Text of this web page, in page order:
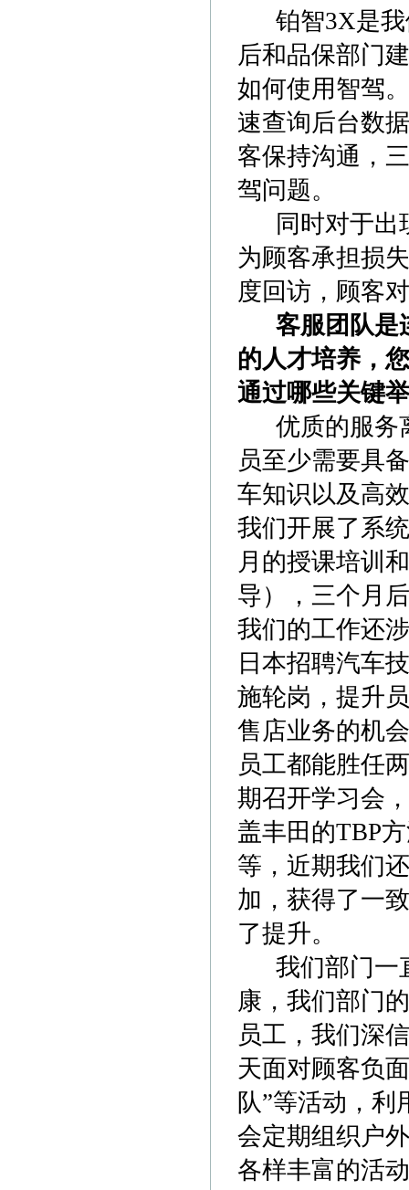
铂智3X是我
后和品保部门
如何使用智驾
速查询后台数
客保持沟通，
驾问题。
同时对于出
为顾客承担损
度回访，顾客
客服团队是
的人才培养，
通过哪些关键
优质的服务
员至少需要具
车知识以及高
我们开展了系
月的授课培训
导），三个月
我们的工作还
日本招聘汽车
施轮岗，提升
售店业务的机
员工都能胜任
期召开学习会
盖丰田的TBP
等，近期我们
加，获得了一
了提升。
我们部门一
康，我们部门
员工，我们深
天面对顾客负
队”等活动，
会定期组织户
各样丰富的活